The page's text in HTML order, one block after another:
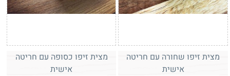
מצית זיפו שחורה עם חריטה
אישית
מצית זיפו כסופה עם חריטה
אישית